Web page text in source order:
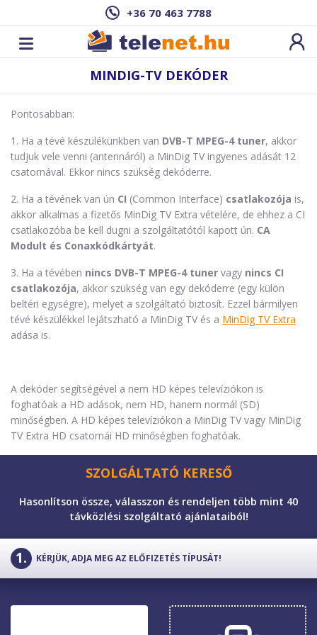
+36 70 463 7788
MINDIG-TV DEKÓDER
Pontosabban:
1. Ha a tévé készülékünkben van DVB-T MPEG-4 tuner, akkor
tudjuk vele venni (antennáról) a MinDig TV ingyenes adását 12
csatornával. Ekkor nincs szükség dekóderre.
2. Ha a tévének van ún CI (Common Interface) csatlakozója is,
akkor alkalmas a fizetős MinDig TV Extra vételére, de ehhez a CI
csatlakozóba be kell dugni a szolgáltatótól kapott ún. CA
Modult és Conaxkódkártyát.
3. Ha a tévében nincs DVB-T MPEG-4 tuner vagy nincs CI
csatlakozója, akkor szükség van egy dekóderre (egy külön
beltéri egységre), melyet a szolgáltató biztosít. Ezzel bármilyen
tévé készülékkel lejátszható a MinDig TV és a MinDig TV Extra
adása is.
A dekóder segítségével a nem HD képes televíziókon is
foghatóak a HD adások, nem HD, hanem normál (SD)
minőségben. A HD képes televíziókon a MinDig TV vagy MinDig
TV Extra HD csatornái HD minőségben foghatóak.
SZOLGÁLTATÓ KERESŐ
Hasonlítson össze, válasszon és rendeljen több mint 40
távközlési szolgáltató ajánlataiból!
KÉRJÜK, ADJA MEG AZ ELŐFIZETÉS TÍPUSÁT!